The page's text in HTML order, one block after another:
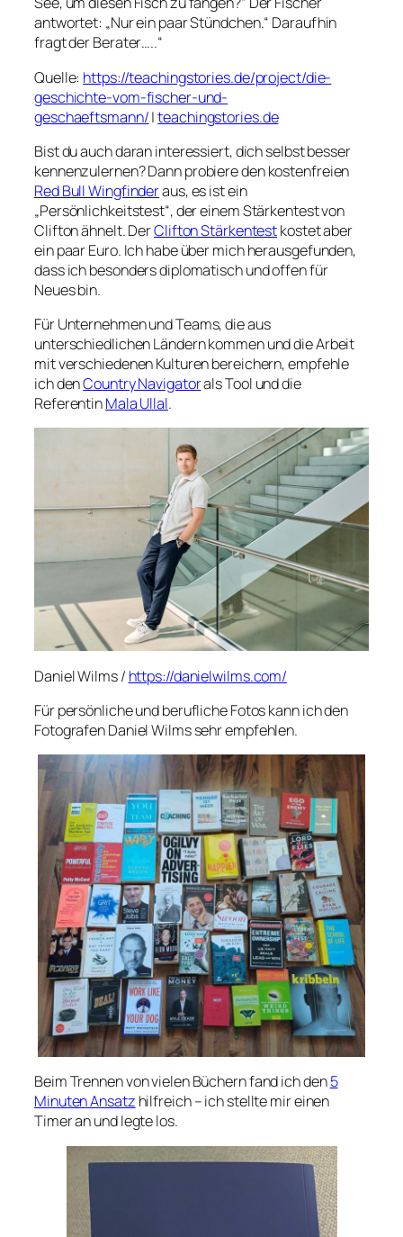
antwortet: „Nur ein paar Stündchen.“ Daraufhin
fragt der Berater…..“
Quelle: https://teachingstories.de/project/die-
geschichte-vom-fischer-und-
geschaeftsmann/|teachingstories.de
Bist du auch daran interessiert, dich selbst besser
kennenzulernen? Dann probiere den kostenfreien
Red Bull Wingfinderaus, es ist ein
„Persönlichkeitstest“, der einem Stärkentest von
Clifton ähnelt. DerClifton Stärkentestkostet aber
ein paar Euro. Ich habe über mich herausgefunden,
dass ich besonders diplomatisch und offen für
Neues bin.
Für Unternehmen und Teams, die aus
unterschiedlichen Ländern kommen und die Arbeit
mit verschiedenen Kulturen bereichern, empfehle
ich denCountry Navigatorals Tool und die
ReferentinMala Ullal.
Daniel Wilms / https://danielwilms.com/
Für persönliche und berufliche Fotos kann ich den
Fotografen Daniel Wilms sehr empfehlen.
Beim Trennen von vielen Büchern fand ich den5
Minuten Ansatz hilfreich – ich stellte mir einen
Timer an und legte los.